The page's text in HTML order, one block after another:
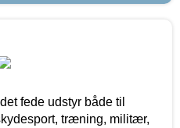
fede udstyr både til
træning, militær,